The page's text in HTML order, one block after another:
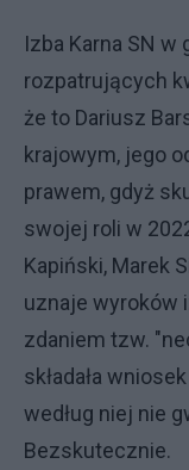
Izba Karna SN
rozpatrujących
że to Dariusz
krajowym, jego
prawem, gdyż
swojej roli w
Kapiński, Marek
uznaje wyroków
zdaniem tzw.
składała
według niej nie
Bezskutecznie.